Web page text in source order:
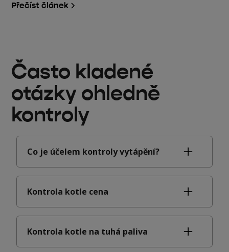
Přečíst článek
Často kladené
otázky ohledně
kontroly
Co je účelem kontroly vytápění?
Kontrola kotle cena
Kontrola kotle na tuhá paliva